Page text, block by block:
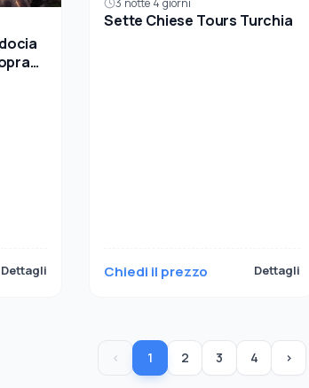
Dettagli
Sette Chiese Tours Turchia
Chiedi il prezzo Dettagli
‹ 1 2 3 4 ›